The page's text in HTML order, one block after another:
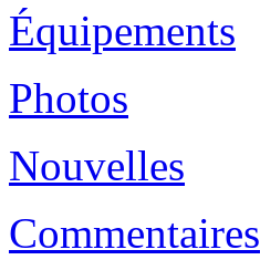
Équipements
Photos
Nouvelles
Commentaires